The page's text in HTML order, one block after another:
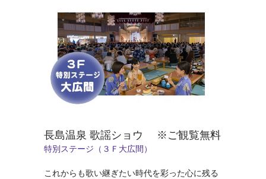
長島温泉 歌謡ショウ ※ご観覧無料
特別ステージ（３Ｆ大広間）
これからも歌い継ぎたい時代を彩った心に残る